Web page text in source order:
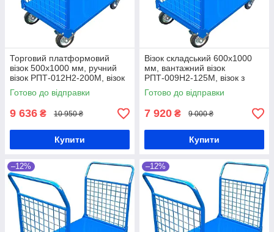
Торговий платформовий
візок 500х1000 мм, ручний
візок РПТ-012Н2-200М, візок
з двома ручками, візок з
двома бортами з сітки
Готово до відправки
9 636 ₴ 10 950 ₴
Купити
Візок складський 600х1000
мм, вантажний візок
РПТ-009Н2-125М, візок з
двома ручками, візок з двома
бортами з сітки, товарний
візок
Готово до відправки
7 920 ₴ 9 000 ₴
Купити
–12% –12%